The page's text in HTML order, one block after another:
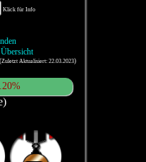
Klick für Info
Zuletzt Aktualisiert: 22.03.2023)